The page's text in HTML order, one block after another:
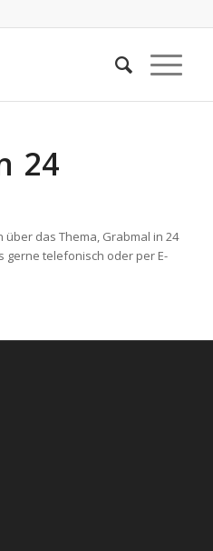
24
das Thema, Grabmal in 24
gerne telefonisch oder per E-